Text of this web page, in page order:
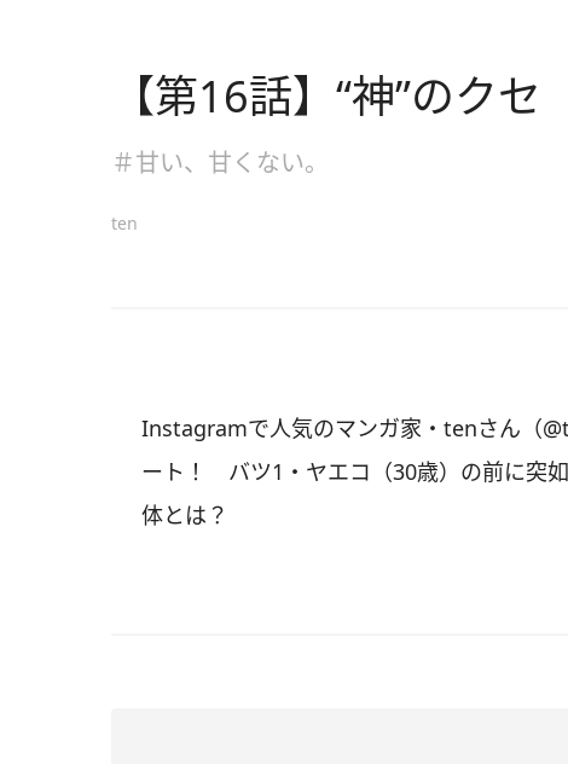
【第16話】“神”のクセ
＃甘い、甘くない。
ten
Instagramで人気のマンガ家・tenさん（
ート！ バツ1・ヤエコ（30歳）の前に突
体とは？